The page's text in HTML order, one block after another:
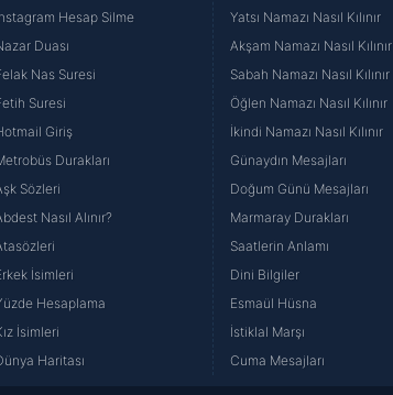
Hesap Silme
Duası
Nas Suresi
Suresi
Giriş
Durakları
Sözleri
Nasıl Alınır?
İsimleri
Hesaplama
İsimleri
Haritası
Yatsı Namazı Nasıl Kılınır
Akşam Namazı Nasıl Kılınır
Sabah Namazı Nasıl Kılınır
Öğlen Namazı Nasıl Kılınır
İkindi Namazı Nasıl Kılınır
Günaydın Mesajları
Doğum Günü Mesajları
Marmaray Durakları
Saatlerin Anlamı
Dini Bilgiler
Esmaül Hüsna
İstiklal Marşı
Cuma Mesajları